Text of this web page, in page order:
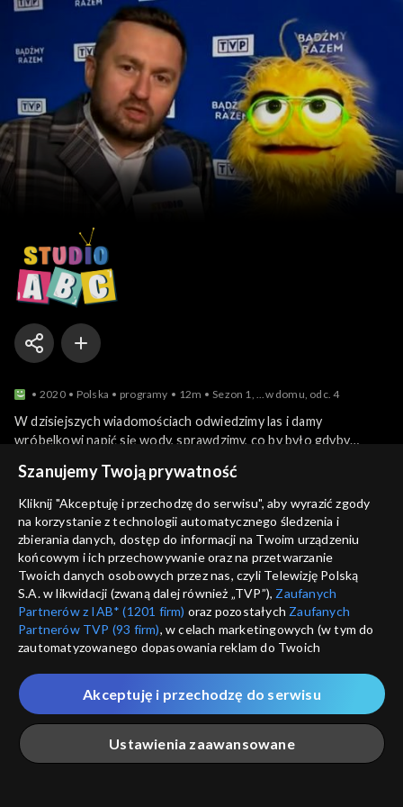
Studio ABC
2020 Polska programy 12m Sezon 1, ...w domu, odc. 4
W dzisiejszych wiadomościach odwiedzimy las i damy
wróbelkowi napić się wody, sprawdzimy, co by było gdyby
rysunkach, zbadamy, czy drzewa mają uszy, odkryjemy czym jest
myszo-jeleń, odsłonimy nieznaną naturę pomarańczy i
odwiedzimy psa, który w czasie kwarantanny codziennie
zmienia fryzurę.
więcej
Sezony i odcinki
Wybierz
Odcinki
Rekomendowane dla Ciebie
Szanujemy Twoją prywatność
Kliknij "Akceptuję i przechodzę do serwisu", aby wyrazić zgody
na korzystanie z technologii automatycznego śledzenia i
zbierania danych, dostęp do informacji na Twoim urządzeniu
końcowym i ich przechowywanie oraz na przetwarzanie
Twoich danych osobowych przez nas, czyli Telewizję Polską
S.A. w likwidacji (zwaną dalej również „TVP”), Zaufanych
Partnerów z IAB* (1201 firm) oraz pozostałych Zaufanych
Partnerów TVP (93 firm), w celach marketingowych (w tym do
zautomatyzowanego dopasowania reklam do Twoich
które wskazujemy poniżej, a także zgody na udostępnianie
przez nas identyfikatora PPID do Google.
Twoje dane osobowe zbierane podczas odwiedzania przez
Ciebie naszych
poszczególnych serwisówzwanych dalej
„Portalem”, w tym informacje zapisywane za pomocą
Ustawienia zaawansowane
Akceptuję i przechodzę do serwisu